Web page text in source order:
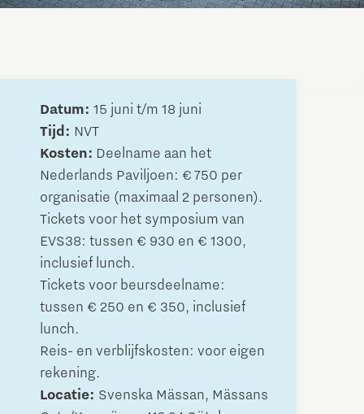
Datum: 15 juni t/m 18 juni
Tijd: NVT
Kosten: Deelname aan het
Nederlands Paviljoen: € 750 per
organisatie (maximaal 2 personen).
Tickets voor het symposium van
EVS38: tussen € 930 en € 1300,
inclusief lunch.
Tickets voor beursdeelname:
tussen € 250 en € 350, inclusief
lunch.
Reis- en verblijfskosten: voor eigen
rekening.
Locatie: Svenska Mässan, Mässans